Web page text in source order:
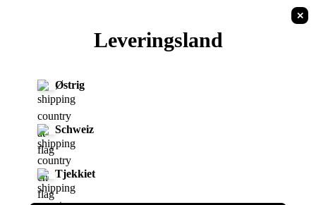
✕
Leveringsland
Østrig
Schweiz
Tjekkiet